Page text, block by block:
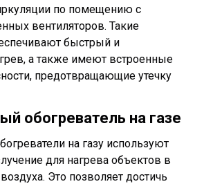
по помещению с
вентиляторов. Такие
быстрый и
а также имеют встроенные
предотвращающие утечку
обогреватель на газе
на газу используют
для нагрева объектов в
Это позволяет достичь